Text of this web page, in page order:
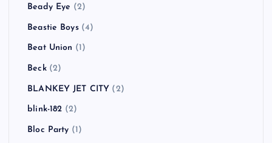
Beady Eye (2)
Beastie Boys(4)
Beat Union (1)
Beck(2)
BLANKEY JET CITY (2)
blink-182 (2)
Bloc Party (1)